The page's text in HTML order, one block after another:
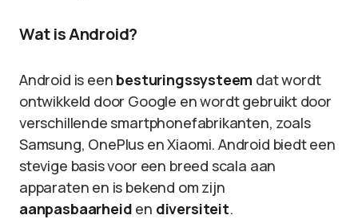
Wat is Android?
Android is een besturingssysteem dat wordt
ontwikkeld door Google en wordt gebruikt door
verschillende smartphonefabrikanten, zoals
Samsung, OnePlus en Xiaomi. Android biedt een
stevige basis voor een breed scala aan
apparaten en is bekend om zijn
aanpasbaarheid en diversiteit.